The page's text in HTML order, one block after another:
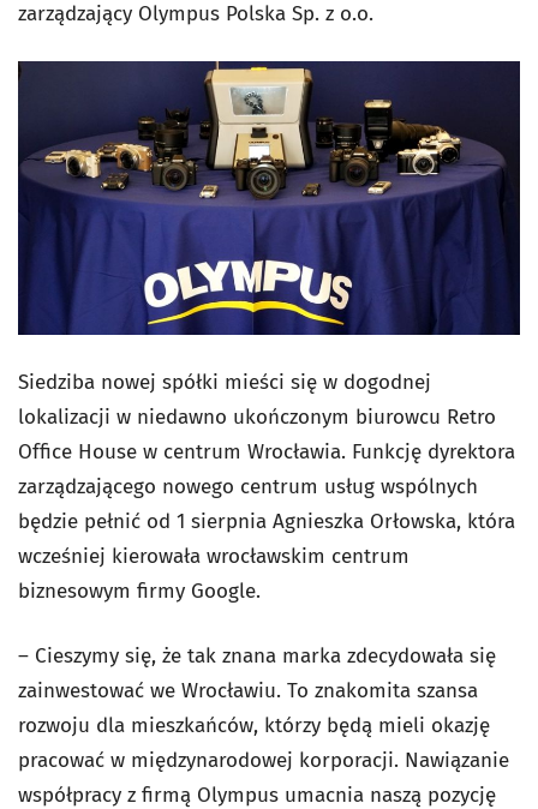
zarządzający Olympus Polska Sp. z o.o.
Siedziba nowej spółki mieści się w dogodnej
lokalizacji w niedawno ukończonym biurowcu Retro
Office House w centrum Wrocławia. Funkcję dyrektora
zarządzającego nowego centrum usług wspólnych
będzie pełnić od 1 sierpnia Agnieszka Orłowska, która
wcześniej kierowała wrocławskim centrum
biznesowym firmy Google.
– Cieszymy się, że tak znana marka zdecydowała się
zainwestować we Wrocławiu. To znakomita szansa
rozwoju dla mieszkańców, którzy będą mieli okazję
pracować w międzynarodowej korporacji. Nawiązanie
współpracy z firmą Olympus umacnia naszą pozycję